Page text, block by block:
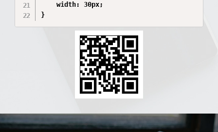
    width: 30px;
}